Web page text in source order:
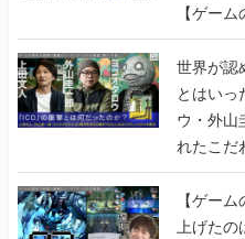
【ゲーム
世界が認
とはいっ
ウ・外山
れたこだ
画書】
【ゲー
上げたの